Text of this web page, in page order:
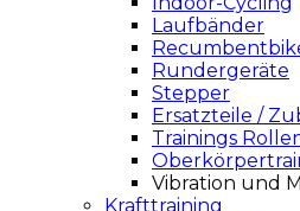
Laufbänder
Rundergeräte
Stepper
Ersatzteile /
Trainings
Vibration und
Krafttraining